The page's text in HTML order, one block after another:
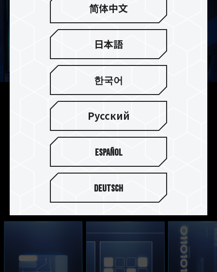
2種類のヒートシンク
T-FORCE G70 Pro / G70はノートパソコンでの使
用に最適な特許取得済みの薄型グラフェンヒート
シンク搭載モデルとPS5での使用に最適なアルミ
ニウム合金ヒートシンク搭載モデルの2モデルを用
意しています。使用する環境に合わせてヒートシン
クの種類をお選びください。
简体中文
日本語
한국어
Русский
Español
Deutsch